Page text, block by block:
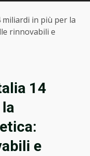
miliardi in più per la
rinnovabili e
14
e